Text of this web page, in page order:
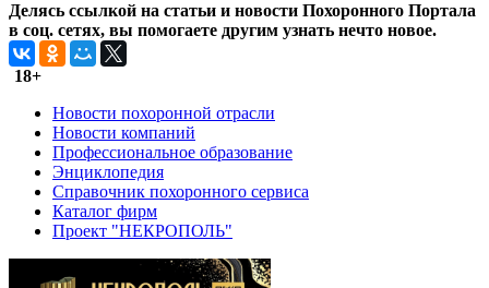
Делясь ссылкой на статьи и новости Похоронного Портала
в соц. сетях, вы помогаете другим узнать нечто новое.
18+
Новости похоронной отрасли
Новости компаний
Профессиональное образование
Энциклопедия
Справочник похоронного сервиса
Каталог фирм
Проект "НЕКРОПОЛЬ"